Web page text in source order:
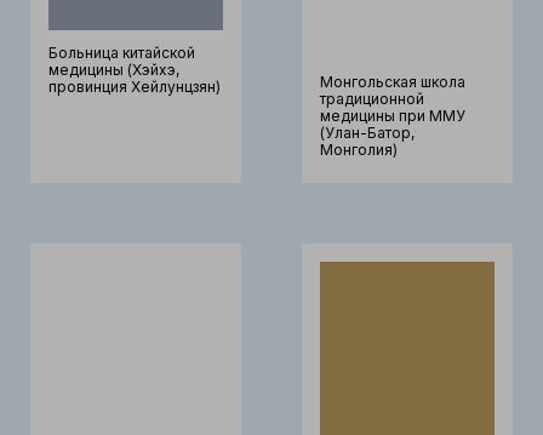
Больница китайской
медицины (Хэйхэ,
провинция Хейлунцзян)
Монгольская школа
традиционной
медицины при ММУ
(Улан-Батор,
Монголия)